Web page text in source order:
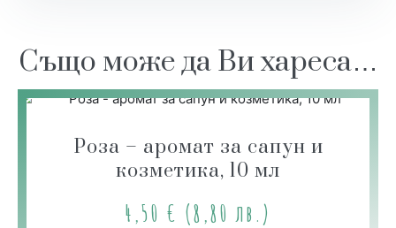
Също може да Ви хареса…
Роза – аромат за сапун и
козметика, 10 мл
4,50 € (8,80 лв.)